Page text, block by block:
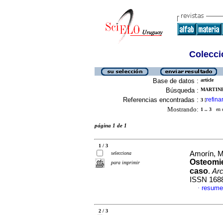
Base de datos : article
Búsqueda :
Referencias encontradas : 3 [refinar
Mostrando: 1 .. 3 en
página 1 de 1
1 / 3
selecciona
para imprimir
Amorín,
caso.
ISSN
·
2 / 3